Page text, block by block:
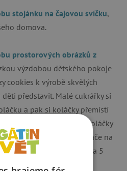
stojánku na čajovou svíčku,
domova.
prostorových obrázků z
výzdobou dětského pokoje
cookies k výrobě skvělých
představit. Malé cukrářky si
a pak si koláčky přemístí
si můžou ozdobit své koláčky
Sada obsahuje řezače na
špachtle, pečící plech a 5
pro děti od 3 let.